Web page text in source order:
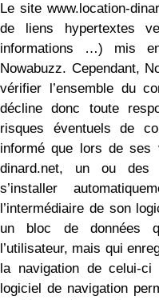
Le site www.location-
de liens hypertextes
informations …) mis
Nowabuzz. Cependant,
vérifier l’ensemble du
décline donc toute
risques éventuels de
informé que lors de ses
dinard.net, un ou des
s’installer
l’intermédiaire de son
un bloc de données
l’utilisateur, mais qui
la navigation de celui-
logiciel de navigation